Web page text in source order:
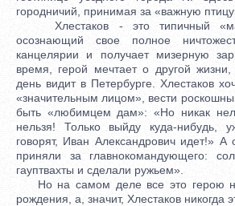
городничий, принимая за «важную
Хлестаков - это типичный
осознающий свое полное
канцелярии и получает мизерную
время, герой мечтает о другой
день видит в Петербурге. Хлестаков
«значительным лицом», вести
быть «любимцем дам»: «Но никак
нельзя! Только выйду куда-нибудь,
говорят, Иван Александрович идет!»
приняли за главнокомандующего:
гауптвахты и сделали ружьем».
Но на самом деле все это герою
рождения, а, значит, Хлестаков никогда